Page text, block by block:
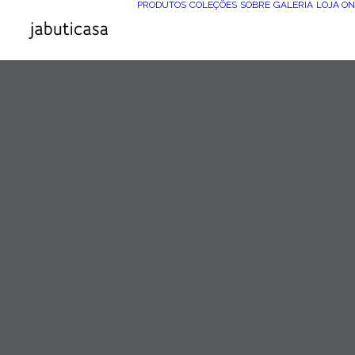
PRODUTOS COLEÇÕES SOBRE GALERIA LOJA